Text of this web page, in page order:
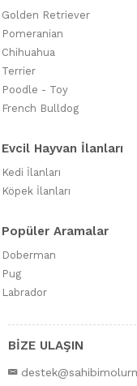
Golden Retriever
Pomeranian
Chihuahua
Terrier
Poodle - Toy
French Bulldog
Evcil Hayvan İlanları
Kedi İlanları
Köpek İlanları
Popüler Aramalar
Doberman
Pug
Labrador
BİZE ULAŞIN